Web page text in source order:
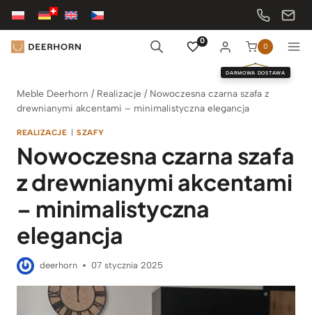
Przejdź
treści
0
0
DARMOWA DOSTAWA
Meble Deerhorn / Realizacje / Nowoczesna czarna szafa z
drewnianymi akcentami – minimalistyczna elegancja
REALIZACJE | SZAFY
Nowoczesna czarna szafa
z drewnianymi akcentami
– minimalistyczna
elegancja
deerhorn 07 stycznia 2025